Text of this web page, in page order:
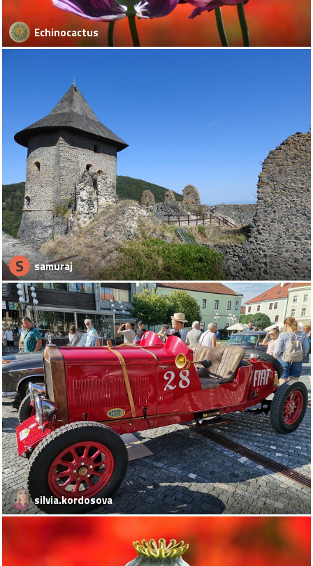
Echinocactus
S samuraj
silvia.kordosova